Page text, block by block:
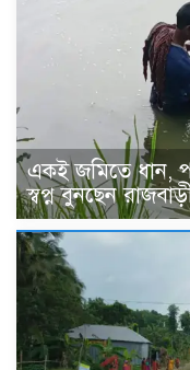
একই জমিতে ধান,
স্বপ্ন বুনছেন